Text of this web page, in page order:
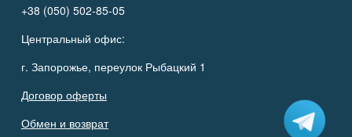
+38 (050) 502-85-05
Центральный офис:
г. Запорожье, переулок Рыбацкий 1
Договор оферты
Обмен и возврат